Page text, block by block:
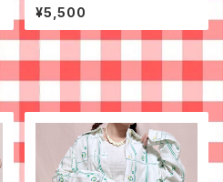
フィッシングベスト◉ 古着
¥5,500